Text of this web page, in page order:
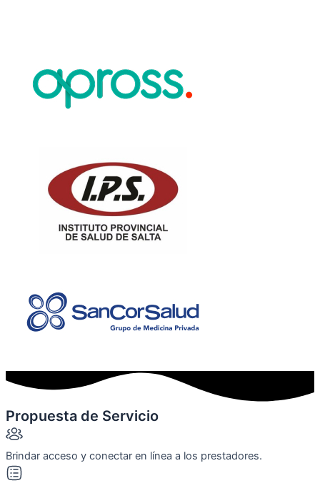
Propuesta de Servicio
Brindar acceso y conectar en línea a los prestadores.